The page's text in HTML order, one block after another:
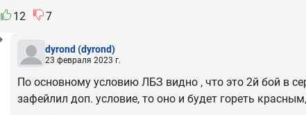
12
7
dyrond(dyrond)
23 февраля 2023 г.
По основному условию ЛБЗ видно , что это 2й бой в
зафейлил доп. условие, то оно и будет гореть